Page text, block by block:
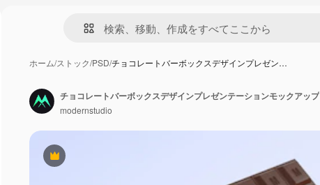
ホーム/ストック/PSD/チョコレートバーボックスデザインプレゼン…
Premium
チョコレートバーボックスデザインプレゼンテーションモックアップ
modernstudio